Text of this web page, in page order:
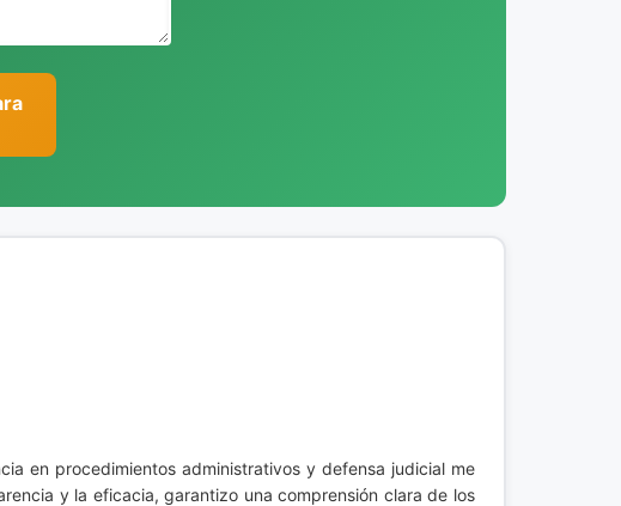
en procedimientos administrativos y defensa judicial me
y la eficacia, garantizo una comprensión clara de los